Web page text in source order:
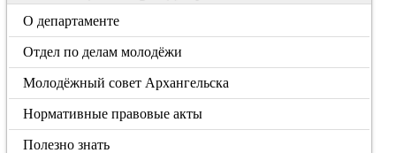
О департаменте
Отдел по делам молодёжи
Молодёжный совет Архангельска
Нормативные правовые акты
Полезно знать